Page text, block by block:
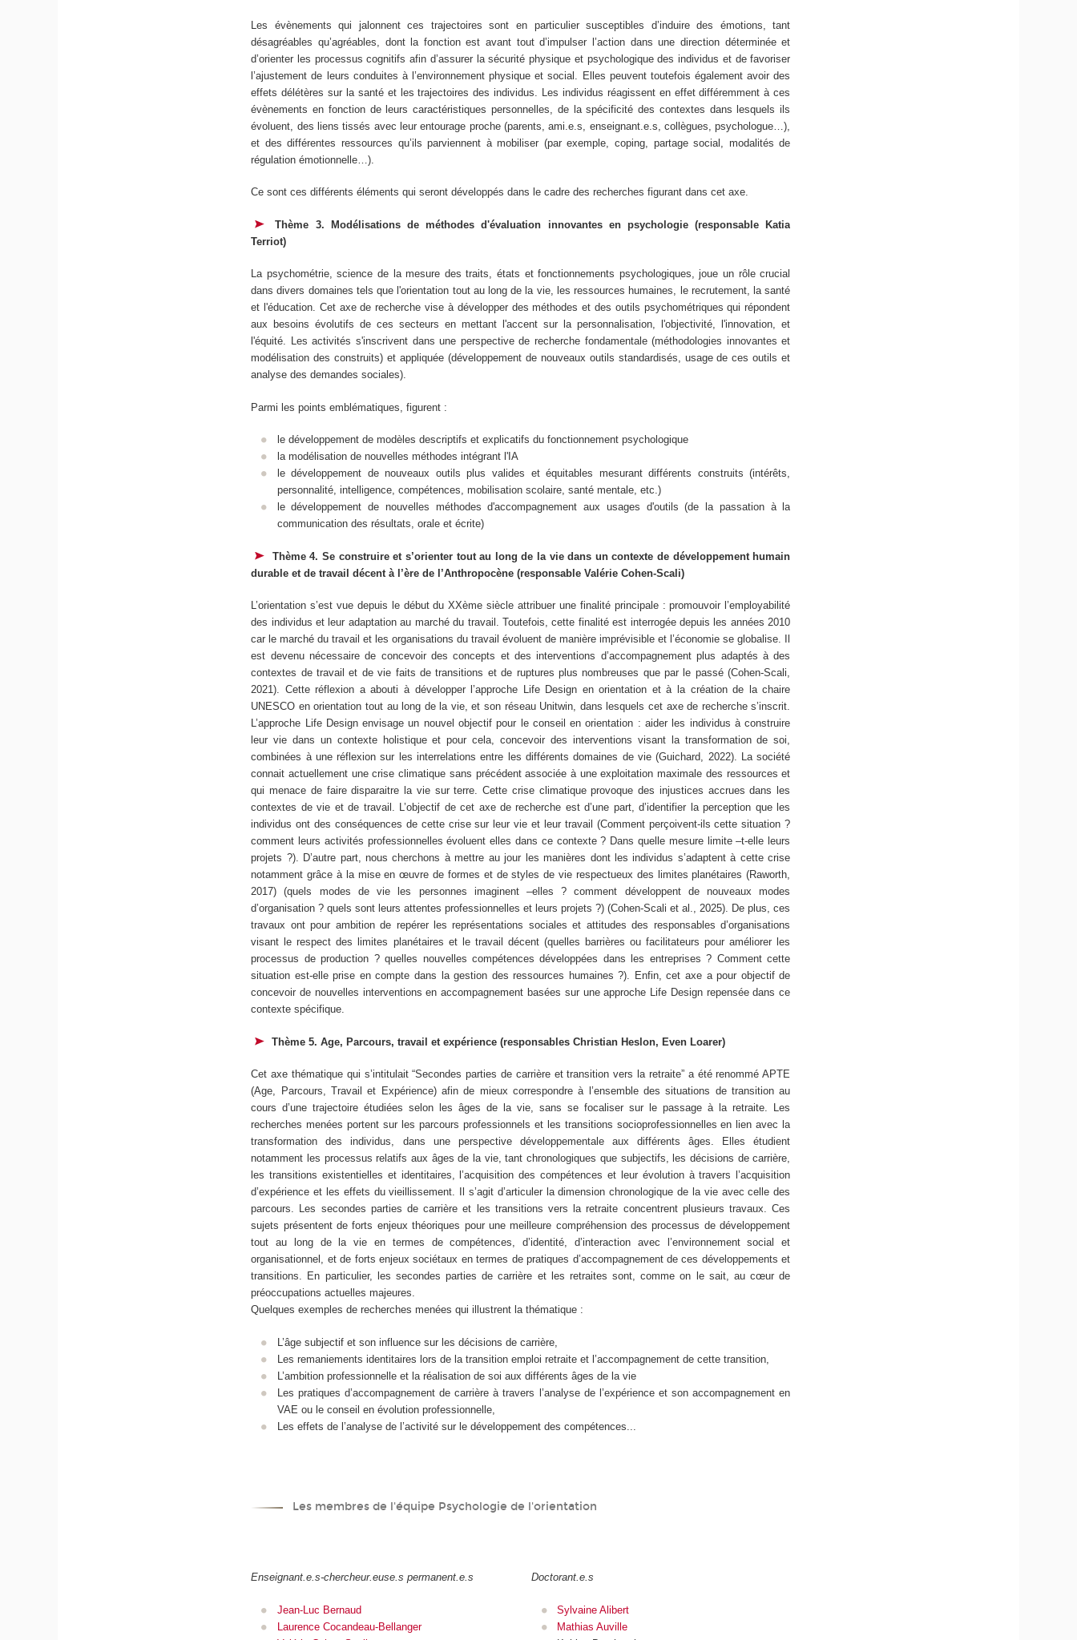
Les évènements qui jalonnent ces trajectoires sont en particulier susceptibles d’induire des émotions, tant
désagréables qu’agréables, dont la fonction est avant tout d’impulser l’action dans une direction déterminée et
d’orienter les processus cognitifs afin d’assurer la sécurité physique et psychologique des individus et de favoriser
l’ajustement de leurs conduites à l’environnement physique et social. Elles peuvent toutefois également avoir des
effets délétères sur la santé et les trajectoires des individus. Les individus réagissent en effet différemment à ces
évènements en fonction de leurs caractéristiques personnelles, de la spécificité des contextes dans lesquels ils
évoluent, des liens tissés avec leur entourage proche (parents, ami.e.s, enseignant.e.s, collègues, psychologue…),
et des différentes ressources qu’ils parviennent à mobiliser (par exemple, coping, partage social, modalités de
régulation émotionnelle…).
Ce sont ces différents éléments qui seront développés dans le cadre des recherches figurant dans cet axe.
Thème 3. Modélisations de méthodes d'évaluation innovantes en psychologie (responsable Katia
Terriot)
La psychométrie, science de la mesure des traits, états et fonctionnements psychologiques, joue un rôle crucial
dans divers domaines tels que l'orientation tout au long de la vie, les ressources humaines, le recrutement, la santé
et l'éducation. Cet axe de recherche vise à développer des méthodes et des outils psychométriques qui répondent
aux besoins évolutifs de ces secteurs en mettant l'accent sur la personnalisation, l'objectivité, l'innovation, et
l'équité. Les activités s'inscrivent dans une perspective de recherche fondamentale (méthodologies innovantes et
modélisation des construits) et appliquée (développement de nouveaux outils standardisés, usage de ces outils et
analyse des demandes sociales).
Parmi les points emblématiques, figurent :
le développement de modèles descriptifs et explicatifs du fonctionnement psychologique
la modélisation de nouvelles méthodes intégrant l'IA
le développement de nouveaux outils plus valides et équitables mesurant différents construits (intérêts,
personnalité, intelligence, compétences, mobilisation scolaire, santé mentale, etc.)
le développement de nouvelles méthodes d'accompagnement aux usages d'outils (de la passation à la
communication des résultats, orale et écrite)
Thème 4. Se construire et s’orienter tout au long de la vie dans un contexte de développement humain
durable et de travail décent à l’ère de l’Anthropocène (responsable Valérie Cohen-Scali)
L’orientation s’est vue depuis le début du XXème siècle attribuer une finalité principale : promouvoir l’employabilité
des individus et leur adaptation au marché du travail. Toutefois, cette finalité est interrogée depuis les années 2010
car le marché du travail et les organisations du travail évoluent de manière imprévisible et l’économie se globalise. Il
est devenu nécessaire de concevoir des concepts et des interventions d’accompagnement plus adaptés à des
contextes de travail et de vie faits de transitions et de ruptures plus nombreuses que par le passé (Cohen-Scali,
2021). Cette réflexion a abouti à développer l’approche Life Design en orientation et à la création de la chaire
UNESCO en orientation tout au long de la vie, et son réseau Unitwin, dans lesquels cet axe de recherche s’inscrit.
L’approche Life Design envisage un nouvel objectif pour le conseil en orientation : aider les individus à construire
leur vie dans un contexte holistique et pour cela, concevoir des interventions visant la transformation de soi,
combinées à une réflexion sur les interrelations entre les différents domaines de vie (Guichard, 2022). La société
connait actuellement une crise climatique sans précédent associée à une exploitation maximale des ressources et
qui menace de faire disparaitre la vie sur terre. Cette crise climatique provoque des injustices accrues dans les
contextes de vie et de travail. L’objectif de cet axe de recherche est d’une part, d’identifier la perception que les
individus ont des conséquences de cette crise sur leur vie et leur travail (Comment perçoivent-ils cette situation ?
comment leurs activités professionnelles évoluent elles dans ce contexte ? Dans quelle mesure limite –t-elle leurs
projets ?). D’autre part, nous cherchons à mettre au jour les manières dont les individus s’adaptent à cette crise
notamment grâce à la mise en œuvre de formes et de styles de vie respectueux des limites planétaires (Raworth,
2017) (quels modes de vie les personnes imaginent –elles ? comment développent de nouveaux modes
d’organisation ? quels sont leurs attentes professionnelles et leurs projets ?) (Cohen-Scali et al., 2025). De plus, ces
travaux ont pour ambition de repérer les représentations sociales et attitudes des responsables d’organisations
visant le respect des limites planétaires et le travail décent (quelles barrières ou facilitateurs pour améliorer les
processus de production ? quelles nouvelles compétences développées dans les entreprises ? Comment cette
situation est-elle prise en compte dans la gestion des ressources humaines ?). Enfin, cet axe a pour objectif de
concevoir de nouvelles interventions en accompagnement basées sur une approche Life Design repensée dans ce
contexte spécifique.
Thème 5. Age, Parcours, travail et expérience (responsables Christian Heslon, Even Loarer)
Cet axe thématique qui s’intitulait “Secondes parties de carrière et transition vers la retraite” a été renommé APTE
(Age, Parcours, Travail et Expérience) afin de mieux correspondre à l’ensemble des situations de transition au
cours d’une trajectoire étudiées selon les âges de la vie, sans se focaliser sur le passage à la retraite. Les
recherches menées portent sur les parcours professionnels et les transitions socioprofessionnelles en lien avec la
transformation des individus, dans une perspective développementale aux différents âges. Elles étudient
notamment les processus relatifs aux âges de la vie, tant chronologiques que subjectifs, les décisions de carrière,
les transitions existentielles et identitaires, l’acquisition des compétences et leur évolution à travers l’acquisition
d’expérience et les effets du vieillissement. Il s’agit d’articuler la dimension chronologique de la vie avec celle des
parcours. Les secondes parties de carrière et les transitions vers la retraite concentrent plusieurs travaux. Ces
sujets présentent de forts enjeux théoriques pour une meilleure compréhension des processus de développement
tout au long de la vie en termes de compétences, d’identité, d’interaction avec l’environnement social et
organisationnel, et de forts enjeux sociétaux en termes de pratiques d’accompagnement de ces développements et
transitions. En particulier, les secondes parties de carrière et les retraites sont, comme on le sait, au cœur de
préoccupations actuelles majeures.
Quelques exemples de recherches menées qui illustrent la thématique :
L’âge subjectif et son influence sur les décisions de carrière,
Les remaniements identitaires lors de la transition emploi retraite et l’accompagnement de cette transition,
L’ambition professionnelle et la réalisation de soi aux différents âges de la vie
Les pratiques d’accompagnement de carrière à travers l’analyse de l’expérience et son accompagnement en
VAE ou le conseil en évolution professionnelle,
Les effets de l’analyse de l’activité sur le développement des compétences...
Les membres de l'équipe Psychologie de l'orientation
Enseignant.e.s-chercheur.euse.s permanent.e.s
Jean-Luc Bernaud
Laurence Cocandeau-Bellanger
Doctorant.e.s
Sylvaine Alibert
Mathias Auville